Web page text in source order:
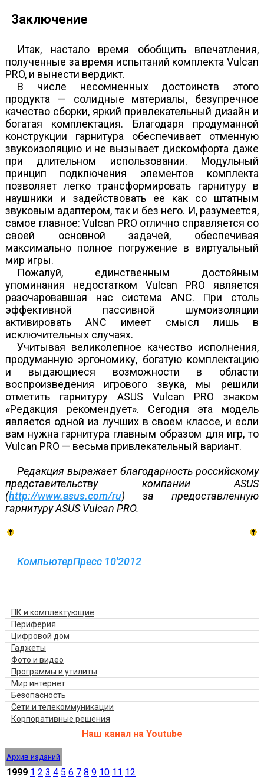
Заключение
Итак, настало время обобщить впечатления,
полученные за время испытаний комплекта Vulcan
PRO, и вынести вердикт.
В числе несомненных достоинств этого
продукта — солидные материалы, безупречное
качество сборки, яркий привлекательный дизайн и
богатая комплектация. Благодаря продуманной
конструкции гарнитура обеспечивает отменную
звукоизоляцию и не вызывает дискомфорта даже
при длительном использовании. Модульный
принцип подключения элементов комплекта
позволяет легко трансформировать гарнитуру в
наушники и задействовать ее как со штатным
звуковым адаптером, так и без него. И, разумеется,
самое главное: Vulcan PRO отлично справляется со
своей основной задачей, обеспечивая
максимально полное погружение в виртуальный
мир игры.
Пожалуй, единственным достойным
упоминания недостатком Vulcan PRO является
разочаровавшая нас система ANC. При столь
эффективной пассивной шумоизоляции
активировать ANC имеет смысл лишь в
исключительных случаях.
Учитывая великолепное качество исполнения,
продуманную эргономику, богатую комплектацию
и выдающиеся возможности в области
воспроизведения игрового звука, мы решили
отметить гарнитуру ASUS Vulcan PRO знаком
«Редакция рекомендует». Сегодня эта модель
является одной из лучших в своем классе, и если
вам нужна гарнитура главным образом для игр, то
Vulcan PRO — весьма привлекательный вариант.
Редакция выражает благодарность российскому
представительству компании ASUS
(http://www.asus.com/ru) за предоставленную
гарнитуру ASUS Vulcan PRO.
КомпьютерПресс 10'2012
ПК и комплектующие
Периферия
Цифровой дом
Гаджеты
Фото и видео
Программы и утилиты
Мир интернет
Безопасность
Сети и телекоммуникации
Корпоративные решения
Наш канал на Youtube
Архив изданий
1999 1 2 3 4 5 6 7 8 9 10 11 12